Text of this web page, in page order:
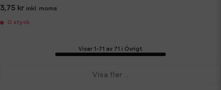
3,75 kr
0 styck
Visar 1-71 av 71 i Övrigt
Visa fler ...